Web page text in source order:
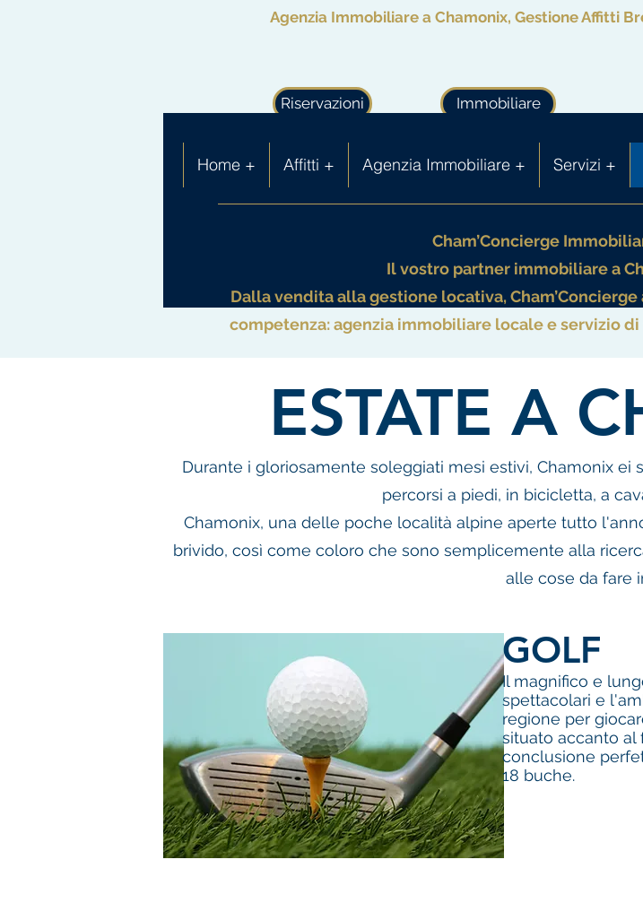
Agenzia Immobiliare a Chamonix, Gestione Affitti
Riservazioni Immobiliare
Home + Affitti + Agenzia Immobiliare + Servizi +
Cham’Concierge
Il vostro partner immobiliare a
Dalla vendita alla gestione locativa,
competenza: agenzia immobiliare locale e servizio
ESTATE A
Durante i gloriosamente soleggiati mesi estivi, Chamonix
percorsi a piedi, in bicicletta, a
Chamonix, una delle poche località alpine aperte tutto
brivido, così come coloro che sono semplicemente alla
alle cose da fare
GOLF
Il magnifico e
spettacolari e
regione per
situato accanto al
conclusione
18 buche.